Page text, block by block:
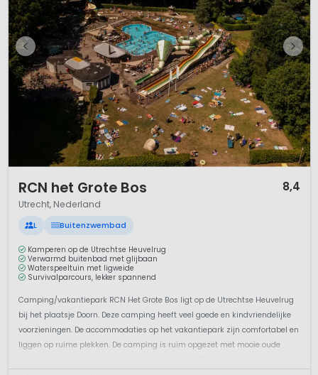
RCN het Grote Bos 8,4
Utrecht, Nederland
L Buitenzwembad
Kamperen op de Utrechtse Heuvelrug
Verwarmd buitenbad met glijbaan
Waterspeeltuin met ligweide
Survivalparcours, lekker spannend
Camping/vakantiepark RCN Het Grote Bos ligt op de Utrechtse Heuvelrug
bij het plaatsje Doorn. Deze camping heeft veel goede en kindvriendelijke
voorzieningen. De accommodaties op het vakantiepark zijn comfortabel en
liggen op ruime plekken. De camping is ruim opgezet met mooie oude